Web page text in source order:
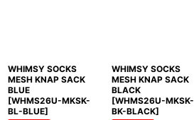
WHIMSY SOCKS
MESH KNAP SACK
BLUE
[WHMS26U-MKSK-
BL-BLUE]
WHIMSY SOCKS
MESH KNAP SACK
BLACK
[WHMS26U-MKSK-
BK-BLACK]